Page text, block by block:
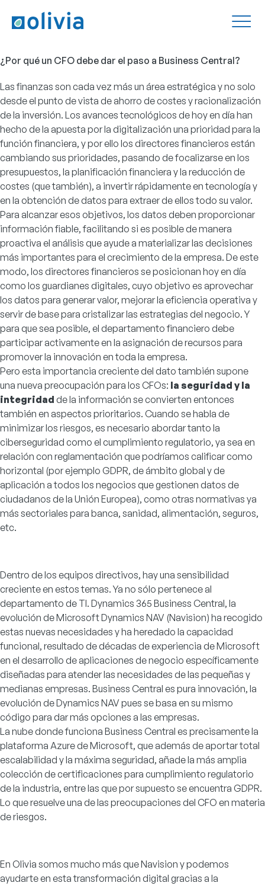
¿Por qué un CFO debe dar el paso a Business Central?
Las finanzas son cada vez más un área estratégica y no solo
desde el punto de vista de ahorro de costes y racionalización
de la inversión. Los avances tecnológicos de hoy en día han
hecho de la apuesta por la digitalización una prioridad para la
función financiera, y por ello los directores financieros están
cambiando sus prioridades, pasando de focalizarse en los
presupuestos, la planificación financiera y la reducción de
costes (que también), a invertir rápidamente en tecnología y
en la obtención de datos para extraer de ellos todo su valor.
Para alcanzar esos objetivos, los datos deben proporcionar
información fiable, facilitando si es posible de manera
proactiva el análisis que ayude a materializar las decisiones
más importantes para el crecimiento de la empresa. De este
modo, los directores financieros se posicionan hoy en día
como los guardianes digitales, cuyo objetivo es aprovechar
los datos para generar valor, mejorar la eficiencia operativa y
servir de base para cristalizar las estrategias del negocio. Y
para que sea posible, el departamento financiero debe
participar activamente en la asignación de recursos para
promover la innovación en toda la empresa.
Pero esta importancia creciente del dato también supone
una nueva preocupación para los CFOs: la seguridad y la
integridad de la información se convierten entonces
también en aspectos prioritarios. Cuando se habla de
minimizar los riesgos, es necesario abordar tanto la
ciberseguridad como el cumplimiento regulatorio, ya sea en
relación con reglamentación que podríamos calificar como
horizontal (por ejemplo GDPR, de ámbito global y de
aplicación a todos los negocios que gestionen datos de
ciudadanos de la Unión Europea), como otras normativas ya
más sectoriales para banca, sanidad, alimentación, seguros,
etc.
Dentro de los equipos directivos, hay una sensibilidad
creciente en estos temas. Ya no sólo pertenece al
departamento de TI. Dynamics 365 Business Central, la
evolución de Microsoft Dynamics NAV (Navision) ha recogido
estas nuevas necesidades y ha heredado la capacidad
funcional, resultado de décadas de experiencia de Microsoft
en el desarrollo de aplicaciones de negocio específicamente
diseñadas para atender las necesidades de las pequeñas y
medianas empresas. Business Central es pura innovación, la
evolución de Dynamics NAV pues se basa en su mismo
código para dar más opciones a las empresas.
La nube donde funciona Business Central es precisamente la
plataforma Azure de Microsoft, que además de aportar total
escalabilidad y la máxima seguridad, añade la más amplia
colección de certificaciones para cumplimiento regulatorio
de la industria, entre las que por supuesto se encuentra GDPR.
Lo que resuelve una de las preocupaciones del CFO en materia
de riesgos.
En Olivia somos mucho más que Navision y podemos
ayudarte en estatransformación digital gracias a la